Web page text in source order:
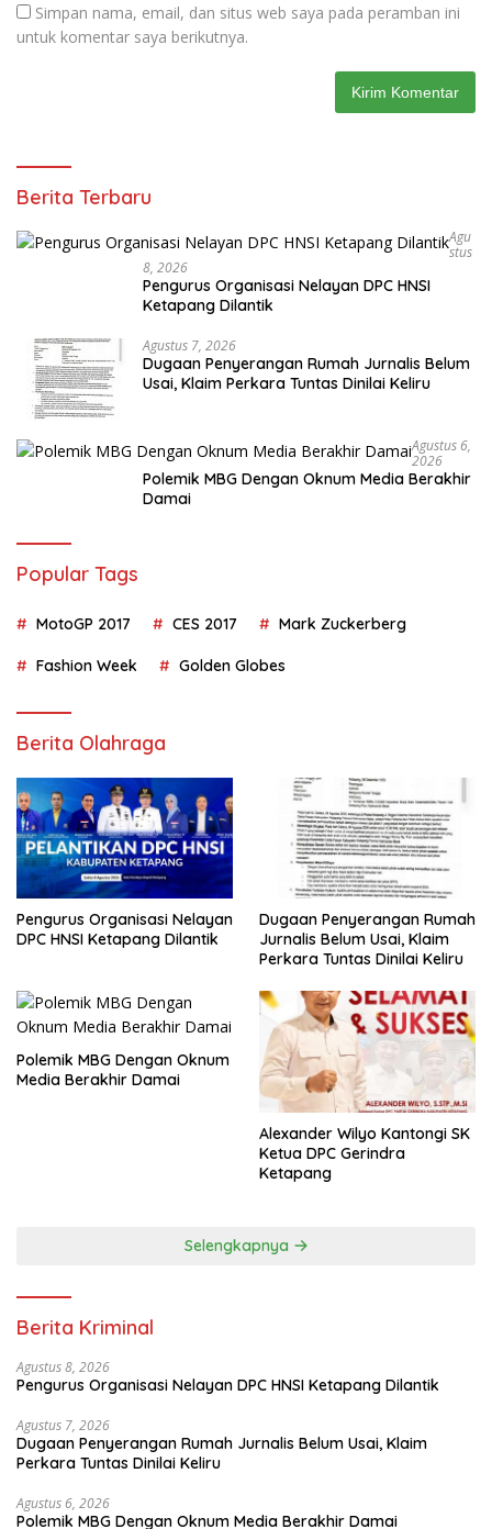
Simpan nama, email, dan situs web saya pada peramban ini
untuk komentar saya berikutnya.
Berita Terbaru
Agu
Stus
8, 2026
Pengurus Organisasi Nelayan DPC HNSI
Ketapang Dilantik
Agustus 7, 2026
Dugaan Penyerangan Rumah Jurnalis Belum
Usai, Klaim Perkara Tuntas Dinilai Keliru
Agustus 6,
2026
Polemik MBG Dengan Oknum Media Berakhir
Damai
Popular Tags
MotoGP 2017 CES 2017 Mark Zuckerberg
Fashion Week Golden Globes
Berita Olahraga
Pengurus Organisasi Nelayan
DPC HNSI Ketapang Dilantik
Dugaan Penyerangan Rumah
Jurnalis Belum Usai, Klaim
Perkara Tuntas Dinilai Keliru
Polemik MBG Dengan Oknum
Media Berakhir Damai
Alexander Wilyo Kantongi SK
Ketua DPC Gerindra
Ketapang
Selengkapnya
Berita Kriminal
Agustus 8, 2026
Pengurus Organisasi Nelayan DPC HNSI Ketapang Dilantik
Agustus 7, 2026
Dugaan Penyerangan Rumah Jurnalis Belum Usai, Klaim
Perkara Tuntas Dinilai Keliru
Agustus 6, 2026
Polemik MBG Dengan Oknum Media Berakhir Damai